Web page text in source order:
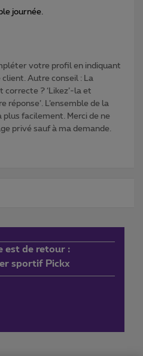
journée.
votre profil en indiquant
Autre conseil : La
? ‘Likez’-la et
réponse’. L’ensemble de la
facilement. Merci de ne
privé sauf à ma demande.
est de retour :
sportif Pickx